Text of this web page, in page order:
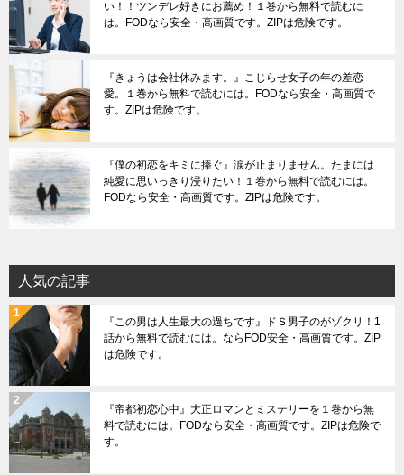
い！！ツンデレ好きにお薦め！１巻から無料で読むに
は。FODなら安全・高画質です。ZIPは危険です。
『きょうは会社休みます。』こじらせ女子の年の差恋
愛。１巻から無料で読むには。FODなら安全・高画質で
す。ZIPは危険です。
『僕の初恋をキミに捧ぐ』涙が止まりません。たまには
純愛に思いっきり浸りたい！１巻から無料で読むには。
FODなら安全・高画質です。ZIPは危険です。
人気の記事
『この男は人生最大の過ちです』ドＳ男子のがゾクリ！1
話から無料で読むには。ならFOD安全・高画質です。ZIP
は危険です。
『帝都初恋心中』大正ロマンとミステリーを１巻から無
料で読むには。FODなら安全・高画質です。ZIPは危険で
す。